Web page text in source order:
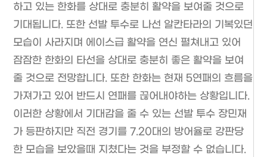
하고 있는 한화를 상대로 충분히 활약을 보여줄 것으로
기대됩니다. 또한 선발 투수로 나선 알칸타라의 기복있던
모습이 사라지며 에이스급 활약을 연신 펼쳐내고 있어
잠잠한 한화의 타선을 상대로 충분히 좋은 활약을 보여
줄 것으로 전망합니다. 또한 한화는 현재 5연패의 흐름을
가져가고 있어 반드시 연패를 끊어내야하는 상황입니다.
이러한 상황에서 기대감을 줄 수 있는 선발 투수 장민재
가 등판하지만 직전 경기를 7.20대의 방어율로 강판당
한 모습을 보았을때 지쳤다는 것을 부정할 수 없습니다.